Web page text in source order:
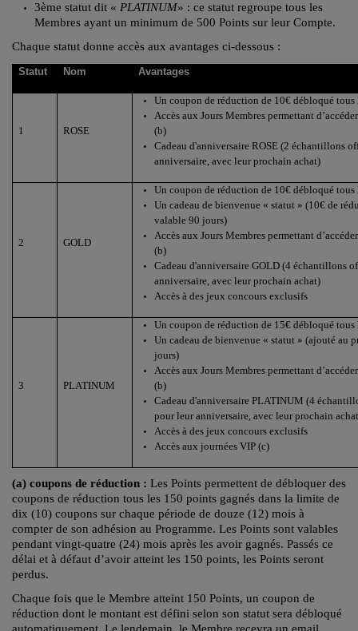
3ème statut dit « PLATINUM» : ce statut regroupe tous les
Membres ayant un minimum de 500 Points sur leur Compte.
Chaque statut donne accès aux avantages ci-dessous :
Statut Nom Avantages
1 ROSE
Un coupon de réduction de 10€ débloqué tous
Accès aux Jours Membres permettant
(b)
Cadeau d'anniversaire ROSE (2 échantillons
anniversaire, avec leur prochain achat)
2 GOLD
Un coupon de réduction de 10€ débloqué tous
Un cadeau de bienvenue « statut » (10€ de
valable 90 jours)
Accès aux Jours Membres permettant
(b)
Cadeau d'anniversaire GOLD (4 échantillons
anniversaire, avec leur prochain achat)
Accès à des jeux concours exclusifs
3 PLATINUM
Un coupon de réduction de 15€ débloqué tous
Un cadeau de bienvenue « statut » (ajouté au
jours)
Accès aux Jours Membres permettant
(b)
Cadeau d'anniversaire PLATINUM (4
pour leur anniversaire, avec leur prochain
Accès à des jeux concours exclusifs
Accès aux journées VIP (c)
(a) coupons de réduction : Les Points permettent de débloquer des
coupons de réduction tous les 150 points gagnés dans la limite de
dix (10) coupons sur chaque période de douze (12) mois à
compter de son adhésion au Programme. Les Points sont valables
pendant vingt-quatre (24) mois après les avoir gagnés. Passés ce
délai et à défaut d’avoir atteint les 150 points, les Points seront
perdus.
Chaque fois que le Membre atteint 150 Points, un coupon de
réduction dont le montant est défini selon son statut sera débloqué